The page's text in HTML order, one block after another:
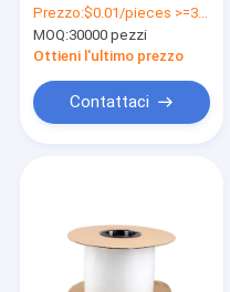
Packing Bags
Prezzo:$0.01/pieces >=30000 pieces
MOQ:30000 pezzi
Ottieni l'ultimo prezzo
Contattaci